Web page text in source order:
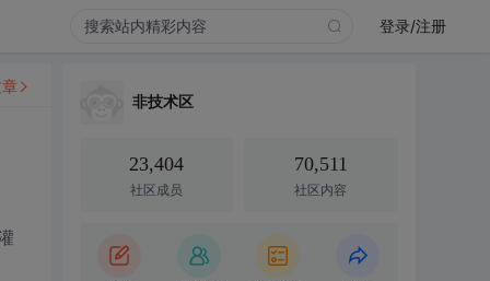
登录/注册
非技术区
23,404
社区成员
70,511
社区内容